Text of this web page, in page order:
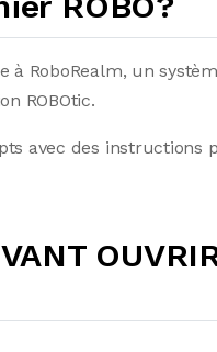
à RoboRealm, un
ROBOtic.
avec des instructions